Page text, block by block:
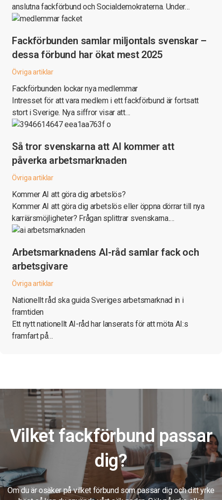
anslutna fackförbund och Socialdemokraterna. Under…
Fackförbunden samlar miljontals svenskar –
dessa förbund har ökat mest 2025
Övriga artiklar
Fackförbunden lockar nya medlemmar
Intresset för att vara medlem i ett fackförbund är fortsatt
stort i Sverige. Nya siffror visar att…
Så tror svenskarna att AI kommer att
påverka arbetsmarknaden
Övriga artiklar
Kommer AI att göra dig arbetslös?
Kommer AI att göra dig arbetslös eller öppna dörrar till nya
karriärsmöjligheter? Frågan splittrar svenskarna.…
Arbetsmarknadens AI-råd samlar fack och
arbetsgivare
Övriga artiklar
Nationellt råd ska guida Sveriges arbetsmarknad in i
framtiden
Ett nytt nationellt AI-råd har lanserats för att möta AI:s
framfart på…
Vilket fackförbund passar
dig?
Om du är osäker på vilket förbund som passar dig och ditt yrke